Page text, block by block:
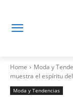
Home Moda y
muestra el espíritu
Moda y Tendencias